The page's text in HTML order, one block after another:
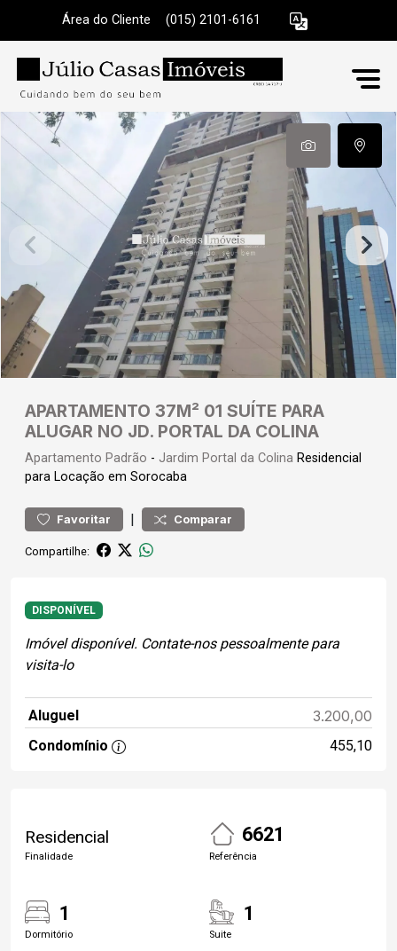
Área do Cliente (015) 2101-6161
APARTAMENTO 37M² 01 SUÍTE PARA
ALUGAR NO JD. PORTAL DA COLINA
Apartamento Padrão - Jardim Portal da Colina Residencial
para Locação em Sorocaba
Favoritar | Comparar
Compartilhe:
DISPONÍVEL
Imóvel disponível. Contate-nos pessoalmente para
visita-lo
Aluguel 3.200,00
Condomínio 455,10
Residencial
Finalidade
6621
Referência
1
Dormitório
1
Suite